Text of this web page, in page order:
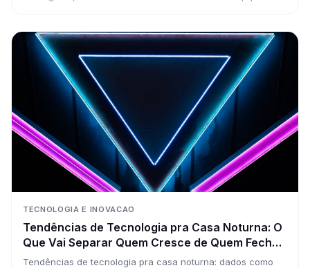
TECNOLOGIA E INOVACAO
Tendências de Tecnologia pra Casa Noturna: O
Que Vai Separar Quem Cresce de Quem Fecha
nos Próximos Anos
Tendências de tecnologia pra casa noturna: dados como